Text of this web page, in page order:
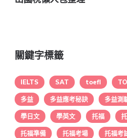
關鍵字標籤
IELTS SAT toefl
多益 多益應考秘訣 多益測
學日文 學英文 托福
托福準備 托福考場 托福考